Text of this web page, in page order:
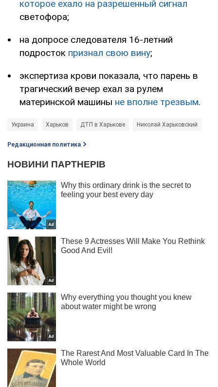
которое ехало на разрешенный сигнал
светофора;
на допросе следователя 16-летний
подросток признал свою вину;
экспертиза крови показала, что парень в
трагический вечер ехал за рулем
материнской машины не вполне трезвым.
Украина Харьков ДТП в Харькове Николай Харьковский
Редакционная политика